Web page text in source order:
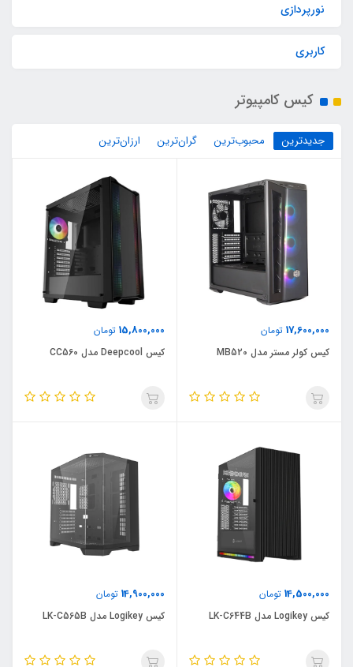
نورپردازی
کاربری
کیس کامپیوتر
جدیدترین محبوب‌ترین گران‌ترین ارزان‌ترین
17,600,000 تومان
کیس کولر مستر مدل MB520
15,800,000 تومان
کیس Deepcool مدل CC560
14,500,000 تومان
کیس Logikey مدل LK-C644B
14,900,000 تومان
کیس Logikey مدل LK-C565B